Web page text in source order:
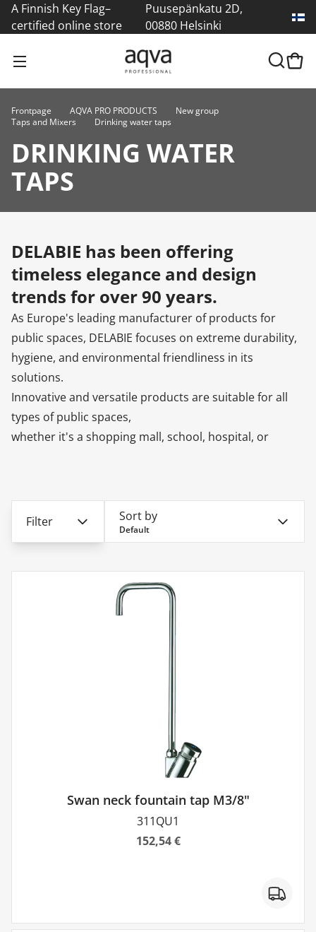
A Finnish Key Flag–
certified online store
Puusepänkatu 2D,
00880 Helsinki
Frontpage AQVA PRO PRODUCTS
New group
Taps and Mixers
Drinking water taps
DRINKING WATER
TAPS
DELABIE has been offering
timeless elegance and design
trends for over 90 years.
As Europe's leading manufacturer of products for
public spaces, DELABIE focuses on extreme durability,
hygiene, and environmental friendliness in its
solutions.
Innovative and versatile products are suitable for all
types of public spaces,
whether it's a shopping mall, school, hospital, or
Filter Sort by
Default
Swan neck fountain tap M3/8"
311QU1
152,54 €